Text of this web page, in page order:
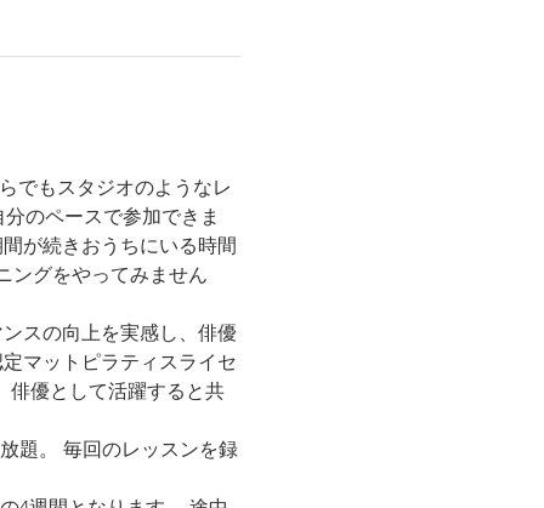
でもスタジオのようなレ
のペースで参加できま
が続きおうちにいる時間
ングをやってみません
スの向上を実感し、俳優
マットピラティスライセ
俳優として活躍すると共
題。 毎回のレッスンを録